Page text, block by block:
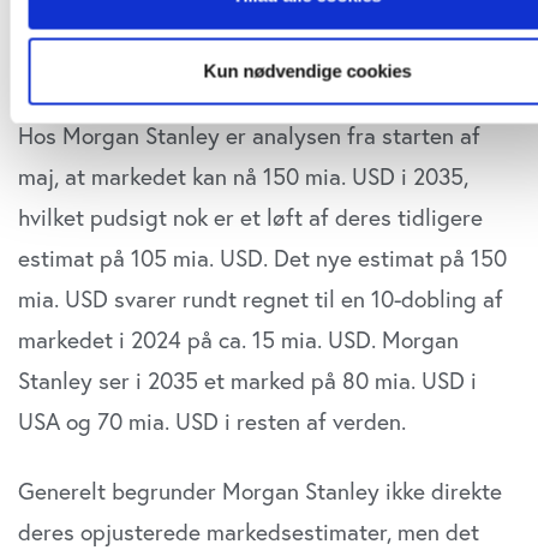
Indsamle præcise oplysninger om din placering, der
Identificere din enhed baseret på en scanning af dens
unikke karakteristika (fingerprinting)
Dine valg anvendes på hele websitet.
Vi bruger cookies til at tilpasse vores indhold og annoncer,
vise dig funktioner til sociale medier og til at analysere vores
vores partnere inden for sociale medier,
analysepartnere. Vores partnere kan kombinere disse data
andre oplysninger, du har givet dem, eller som de har
fra din brug af deres tjenester. Du samtykker til vores
Kun nødvendige cookies
25 mia. USD fra 95 mia. USD, men samtidig et løft
af resten af verden fra 35 til 50 mia. USD.
Hos Morgan Stanley er analysen fra starten af
maj, at markedet kan nå 150 mia. USD i 2035,
hvilket pudsigt nok er et løft af deres tidligere
estimat på 105 mia. USD. Det nye estimat på 150
mia. USD svarer rundt regnet til en 10-dobling af
markedet i 2024 på ca. 15 mia. USD. Morgan
Stanley ser i 2035 et marked på 80 mia. USD i
USA og 70 mia. USD i resten af verden.
Generelt begrunder Morgan Stanley ikke direkte
deres opjusterede markedsestimater, men det